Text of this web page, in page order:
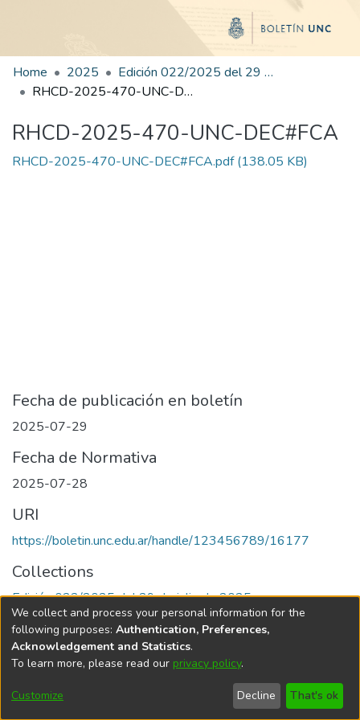
Home 2025
Edición 022/2025 del 29 de julio de 2025
RHCD-2025-470-UNC-DEC#FCA
RHCD-2025-470-UNC-DEC#FCA
RHCD-2025-470-UNC-DEC#FCA.pdf(138.05 KB)
Fecha de publicación en boletín
2025-07-29
Fecha de Normativa
2025-07-28
URI
https://boletin.unc.edu.ar/handle/123456789/16177
Collections
Edición 022/2025 del 29 de julio de 2025
Universidad Nacional de Córdoba
We collect and process your personal information for the
following purposes: Authentication, Preferences,
Acknowledgement and Statistics.
To learn more, please read our privacy policy.
Customize Decline That's ok